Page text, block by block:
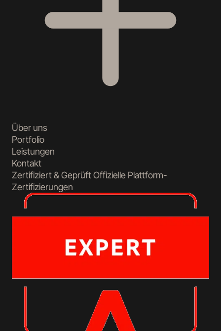
Über uns
Portfolio
Leistungen
Kontakt
Zertifiziert & GeprüftOffizielle Plattform-
Zertifizierungen